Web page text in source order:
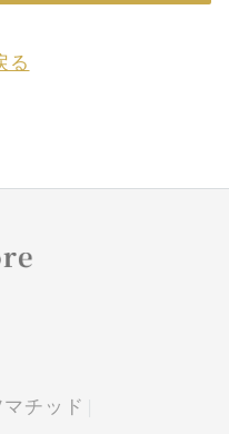
る
チッド